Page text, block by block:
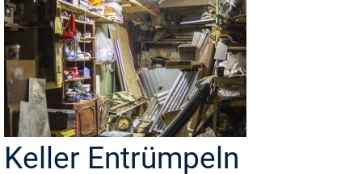
Keller Entrümpeln